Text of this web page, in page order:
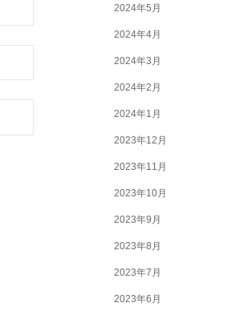
2024年5月
2024年4月
2024年3月
2024年2月
2024年1月
2023年12月
2023年11月
2023年10月
2023年9月
2023年8月
2023年7月
2023年6月